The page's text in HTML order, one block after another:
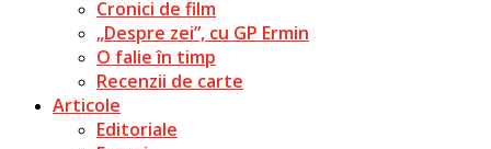
Cronici de film
„Despre zei”, cu GP Ermin
O falie în timp
Recenzii de carte
Articole
Editoriale